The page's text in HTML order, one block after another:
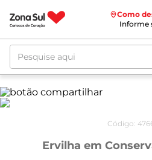
Como
Informe
Pesquise aqui
Código:
Ervilha em